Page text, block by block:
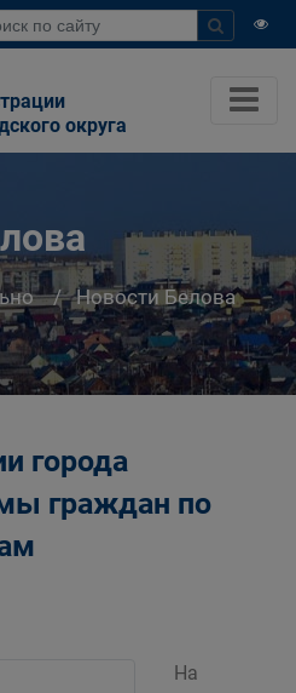
округа
Новости Белова
города
граждан по
На